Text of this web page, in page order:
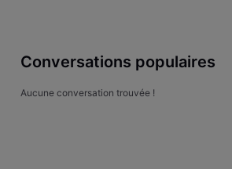
Conversations populaires
Aucune conversation trouvée !